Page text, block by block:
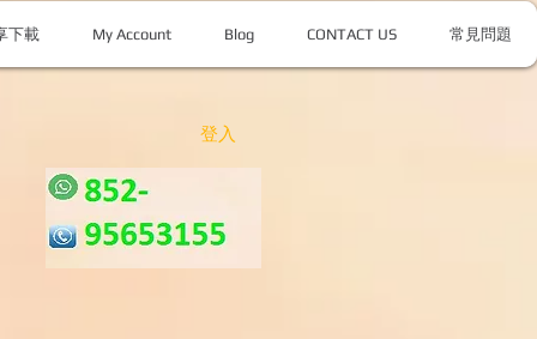
下載 My Account Blog CONTACT US 常見問題
登入